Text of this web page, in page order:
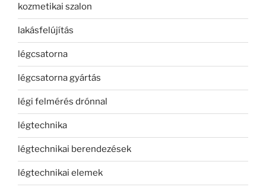
kozmetikai szalon
lakásfelújítás
légcsatorna
légcsatorna gyártás
légi felmérés drónnal
légtechnika
légtechnikai berendezések
légtechnikai elemek